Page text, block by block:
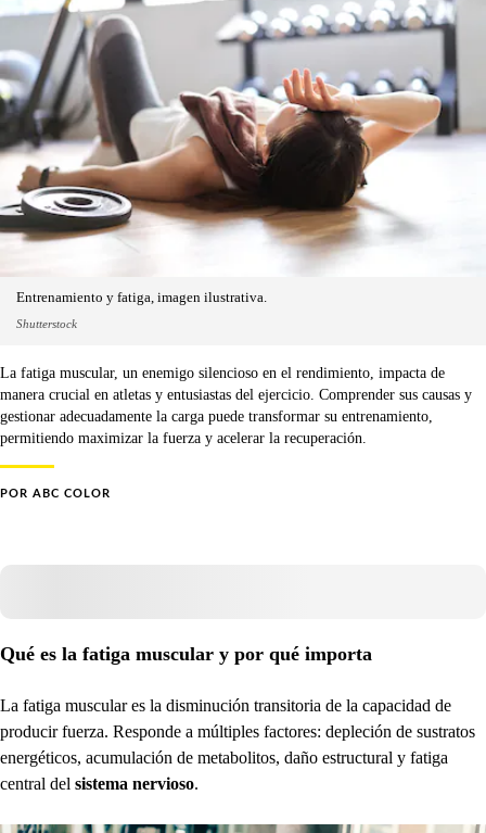
Entrenamiento y fatiga, imagen ilustrativa.
Shutterstock
La fatiga muscular, un enemigo silencioso en el rendimiento, impacta de
manera crucial en atletas y entusiastas del ejercicio. Comprender sus causas y
gestionar adecuadamente la carga puede transformar su entrenamiento,
permitiendo maximizar la fuerza y acelerar la recuperación.
POR ABC COLOR
Qué es la fatiga muscular y por qué importa
La fatiga muscular es la disminución transitoria de la capacidad de
producir fuerza. Responde a múltiples factores: depleción de sustratos
energéticos, acumulación de metabolitos, daño estructural y fatiga
central del sistema nervioso.